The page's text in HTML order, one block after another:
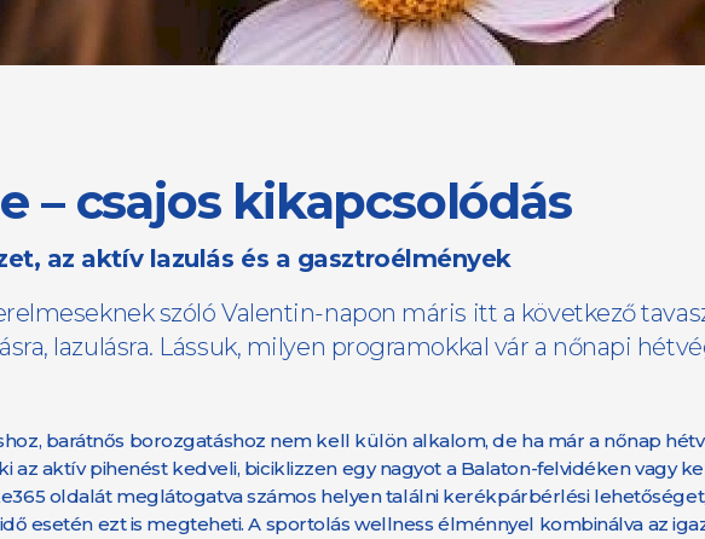
– csajos kikapcsolódás
az aktív lazulás és a gasztroélmények
szóló Valentin-napon máris itt a következő
lazulásra. Lássuk, milyen programokkal vár a nőnapi
barátnős borozgatáshoz nem kell külön alkalom, de ha már a nőnap
az aktív pihenést kedveli, biciklizzen egy nagyot a Balaton-felvidéken vagy
oldalát meglátogatva számos helyen találni kerékpárbérlési
esetén ezt is megteheti. A sportolás wellness élménnyel kombinálva az